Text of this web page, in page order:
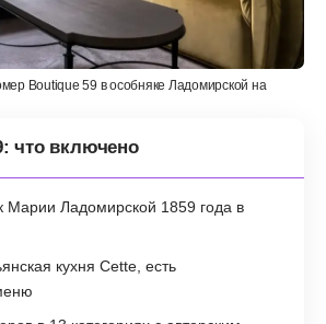
Boutique 59 в особняке Ладомирской на
что включено
Марии Ладомирской 1859 года в
кухня Cette, есть